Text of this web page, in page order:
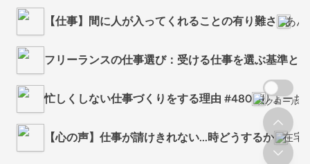
【仕事】間に人が入ってくれることの有り難さ あん
フリーランスの仕事選び：受ける仕事を選ぶ基準と
忙しくしない仕事づくりをする理由 #480 りょーち
【心の声】仕事が請けきれない...時どうするか 在宅
スクロール